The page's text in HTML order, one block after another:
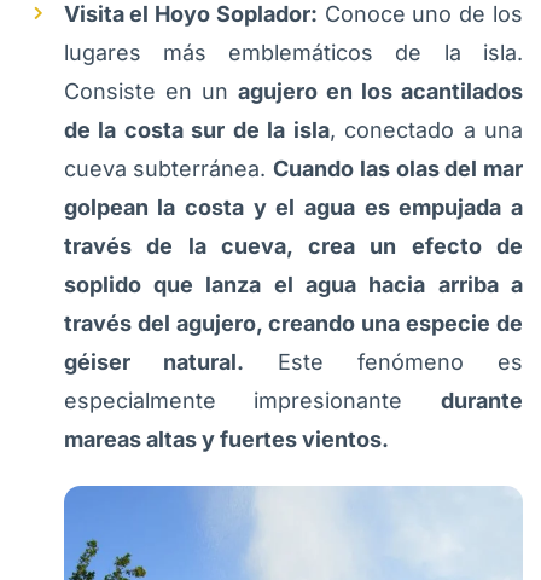
Visita el Hoyo Soplador: Conoce uno de los
lugares más emblemáticos de la isla.
Consiste en un agujero en los acantilados
de la costa sur de la isla, conectado a una
cueva subterránea. Cuando las olas del mar
golpean la costa y el agua es empujada a
través de la cueva, crea un efecto de
soplido que lanza el agua hacia arriba a
través del agujero, creando una especie de
géiser natural. Este fenómeno es
especialmente impresionante durante
mareas altas y fuertes vientos.